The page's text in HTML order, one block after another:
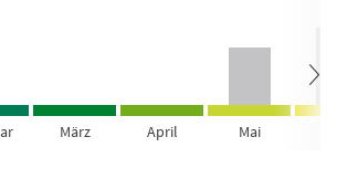
März April Mai